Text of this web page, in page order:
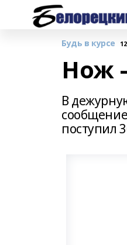
Будь в курсе
Нож
В
поступил